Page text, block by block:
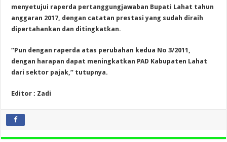
menyetujui raperda pertanggungjawaban Bupati Lahat tahun
anggaran 2017, dengan catatan prestasi yang sudah diraih
dipertahankan dan ditingkatkan.
“Pun dengan raperda atas perubahan kedua No 3/2011,
dengan harapan dapat meningkatkan PAD Kabupaten Lahat
dari sektor pajak,” tutupnya.
Editor : Zadi